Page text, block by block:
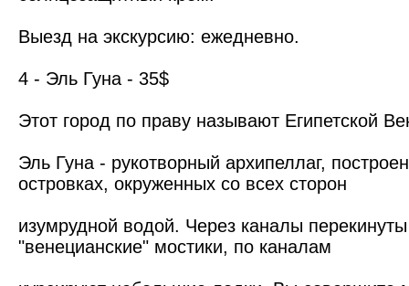
Выезд на экскурсию: ежедневно.
4 - Эль Гуна - 35$
Этот город по праву называют Египетской
Эль Гуна - рукотворный архипеллаг,
островках, окруженных со всех сторон
изумрудной водой. Через каналы перекинуты
"венецианские" мостики, по каналам